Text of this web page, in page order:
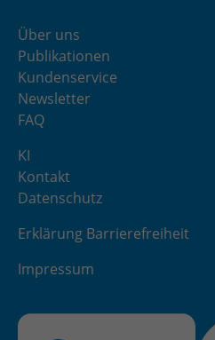
Über uns
Publikationen
Kundenservice
Newsletter
FAQ
KI
Kontakt
Datenschutz
Erklärung Barrierefreiheit
Impressum